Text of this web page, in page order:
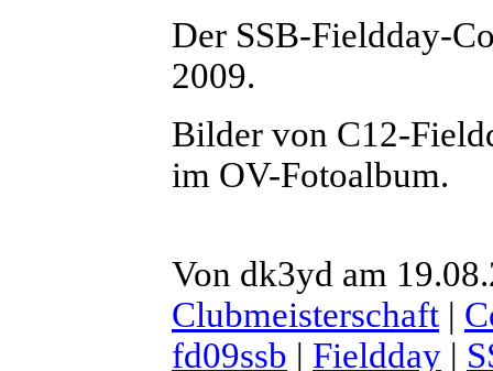
Der SSB-Fieldday-
2009.
Bilder von C12-
im OV-Fotoalbum.
Von dk3yd am
Clubmeisterschaft |
fd09ssb | Fieldday |